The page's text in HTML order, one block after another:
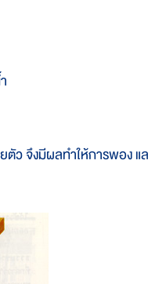
ว จึงมีผลทำให้การพอง แ